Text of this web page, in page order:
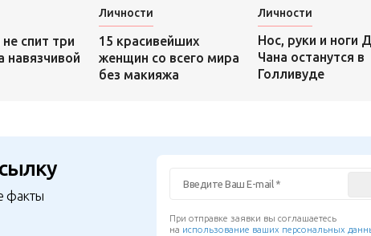
спит три
навязчивой
Личности
15 красивейших
женщин со всего мира
без макияжа
Личности
Нос, руки и ноги
Чана останутся в
Голливуде
факты
При отправке заявки вы соглашаетесь
на использование ваших персональных